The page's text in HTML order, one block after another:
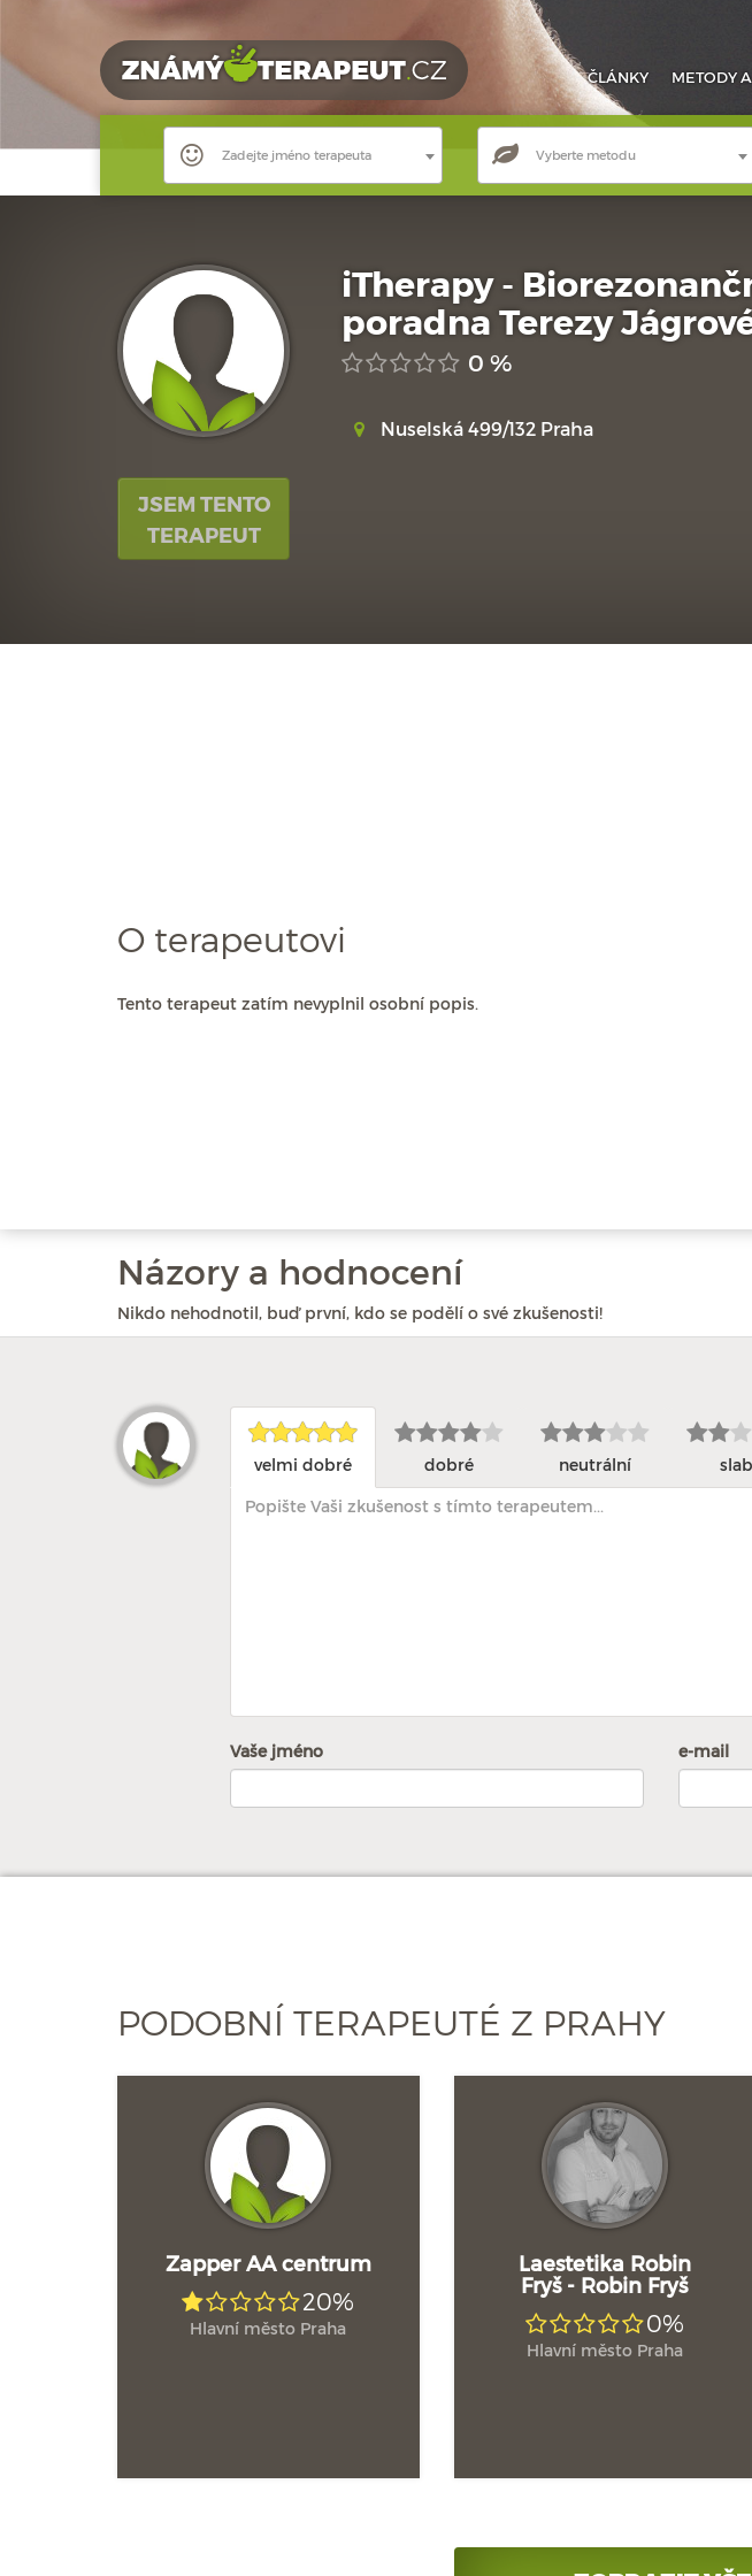
ČLÁNKY METODY
Zadejte jméno terapeuta Vyberte metodu
JSEM TENTO
TERAPEUT
iTherapy -
poradna Terezy
0 %
Nuselská 499/132 Praha
O terapeutovi
Tento terapeut zatím nevyplnil osobní popis.
Názory a hodnocení
Nikdo nehodnotil, buď první, kdo se podělí o své zkušenosti!
velmi dobré dobré neutrální
Vaše jméno e-mail
PODOBNÍ TERAPEUTÉ Z PRAHY
Zapper AA centrum
20%
Hlavní město Praha
Laestetika Robin
Fryš - Robin Fryš
0%
Hlavní město Praha